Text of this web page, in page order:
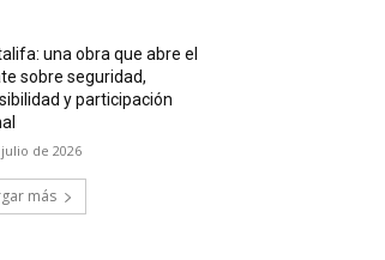
una obra que abre el
sobre seguridad,
y participación
de 2026
más